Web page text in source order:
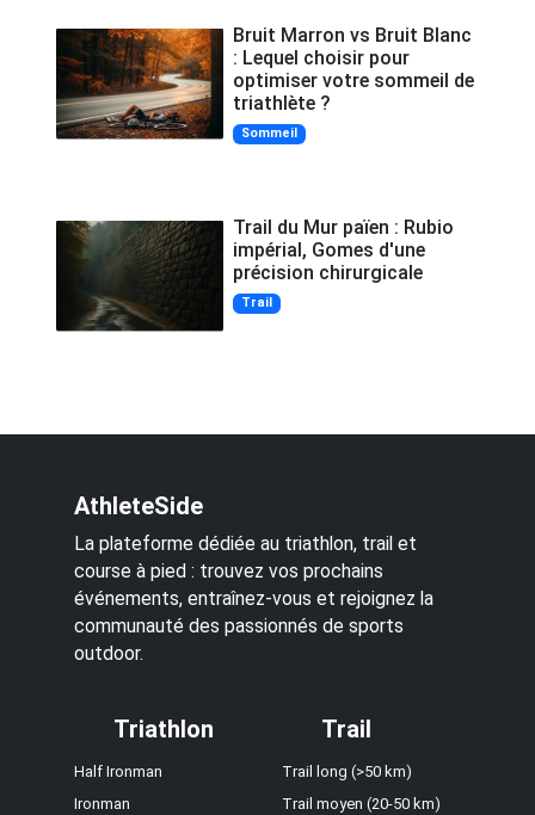
Bruit Marron vs Bruit Blanc
: Lequel choisir pour
optimiser votre sommeil de
triathlète ?
Sommeil
Trail du Mur païen : Rubio
impérial, Gomes d'une
précision chirurgicale
Trail
AthleteSide
La plateforme dédiée au triathlon, trail et
course à pied : trouvez vos prochains
événements, entraînez-vous et rejoignez la
communauté des passionnés de sports
outdoor.
Triathlon
Half Ironman
Ironman
Trail
Trail long (>50 km)
Trail moyen (20-50 km)